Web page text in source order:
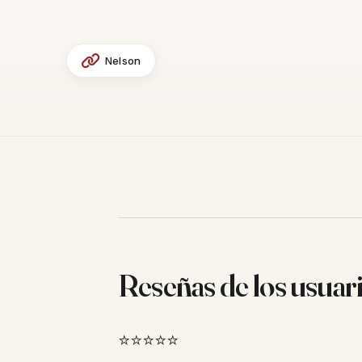
Nelson
Reseñas de los
⭐⭐⭐⭐⭐